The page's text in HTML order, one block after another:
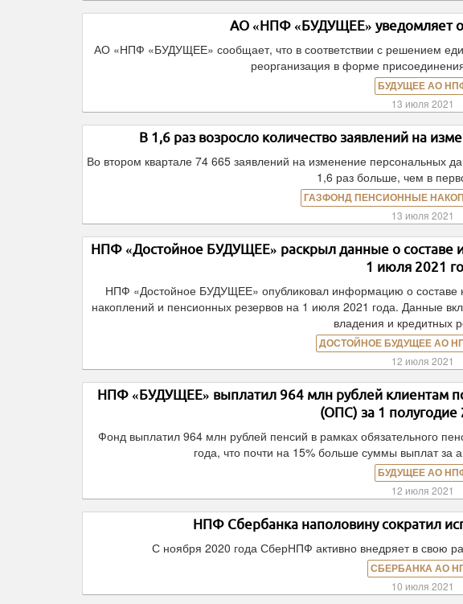
АО «НПФ «БУДУЩЕЕ» уведомляет о
АО «НПФ «БУДУЩЕЕ» сообщает, что в соответствии с решением
реорганизация в форме
БУДУЩЕЕ АО
13 июля 2021
В 1,6 раз возросло количество заявлений на
Во втором квартале 74 665 заявлений на изменение персональных
1,6 раз больше, чем в
ГАЗФОНД ПЕНСИОННЫЕ
13 июля 2021
НПФ «Достойное БУДУЩЕЕ» раскрыл данные о составе
1 июля 2021
НПФ «Достойное БУДУЩЕЕ» опубликовал информацию о составе
накоплений и пенсионных резервов на 1 июля 2021 года. Данные
владения и кредитных
ДОСТОЙНОЕ БУДУЩЕЕ АО
12 июля 2021
НПФ «БУДУЩЕЕ» выплатил 964 млн рублей клиентам
(ОПС) за 1 полугодие
Фонд выплатил 964 млн рублей пенсий в рамках обязательного
года, что почти на 15% больше суммы выплат за
БУДУЩЕЕ АО
12 июля 2021
НПФ Сбербанка наполовину сократил
С ноября 2020 года СберНПФ активно внедряет в свою
СБЕРБАНКА АО
10 июля 2021